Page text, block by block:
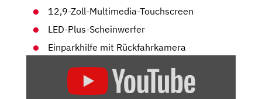
12,9-Zoll-Multimedia-Touchscreen
LED-Plus-Scheinwerfer
Einparkhilfe mit Rückfahrkamera